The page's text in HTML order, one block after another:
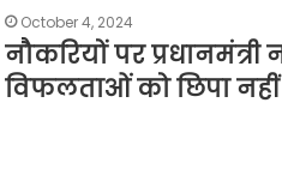
October 4, 2024
नौकरियों पर
विफलताओं को छिपा